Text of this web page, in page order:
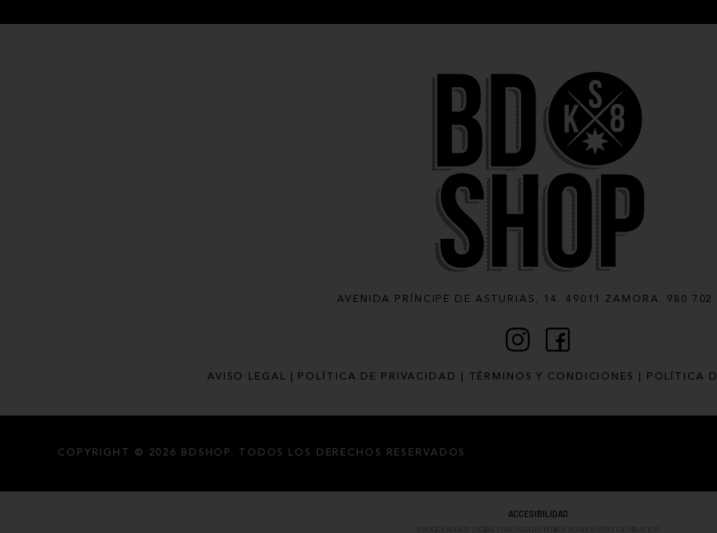
AVENIDA PRÍNCIPE DE ASTURIAS, 14. 49011 ZAMORA. 980 702
AVISO LEGAL POLÍTICA DE PRIVACIDAD TÉRMINOS Y CONDICIONES POLÍTICA
COPYRIGHT © 2026 BDSHOP. TODOS LOS DERECHOS RESERVADOS
ACCESIBILIDAD